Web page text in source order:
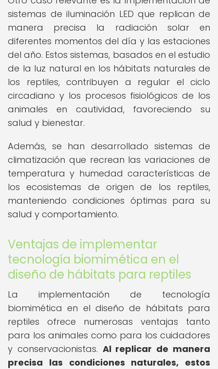
sistemas de iluminación LED que replican de
manera precisa la radiación solar en
diferentes momentos del día y las estaciones
del año. Estos sistemas, basados en el estudio
de la luz natural en los hábitats naturales de
los reptiles, contribuyen a regular el ciclo
circadiano y los procesos fisiológicos de los
animales en cautividad, favoreciendo su
salud y bienestar.
Además, se han desarrollado sistemas de
climatización que recrean las variaciones de
temperatura y humedad características de
los ecosistemas de origen de los reptiles,
manteniendo condiciones óptimas para su
salud y comportamiento.
Ventajas de implementar
tecnología biomimética en el
diseño de hábitats para reptiles
La implementación de tecnología
biomimética en el diseño de hábitats para
reptiles ofrece numerosas ventajas tanto
para los animales como para los cuidadores
y conservacionistas. Al replicar de manera
precisa las condiciones naturales, estos